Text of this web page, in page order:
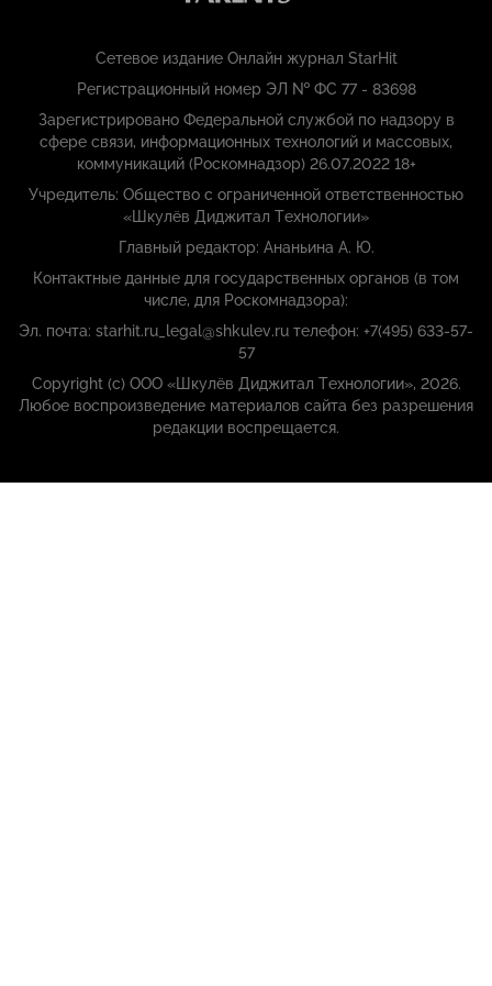
Сетевое издание Онлайн журнал StarHit
Регистрационный номер ЭЛ № ФС 77 - 83698
Зарегистрировано Федеральной службой по надзору в
сфере связи, информационных технологий и массовых,
коммуникаций (Роскомнадзор) 26.07.2022 18+
Учредитель: Общество с ограниченной ответственностью
«Шкулёв Диджитал Технологии»
Главный редактор: Ананьина А. Ю.
Контактные данные для государственных органов (в том
числе, для Роскомнадзора):
Эл. почта: starhit.ru_legal@shkulev.ru телефон: +7(495) 633-57-
57
Copyright (с) ООО «Шкулёв Диджитал Технологии», 2026.
Любое воспроизведение материалов сайта без разрешения
редакции воспрещается.